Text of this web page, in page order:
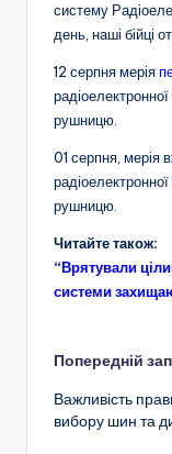
систему
день, наші бійці
12 серпня мерія
рушницю.
01 серпня, мерія
рушницю.
Читайте також:
“Врятували
системи
по
Попередній
Важливість
вибору шин та